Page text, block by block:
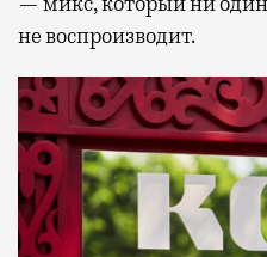
не воспроизводит.